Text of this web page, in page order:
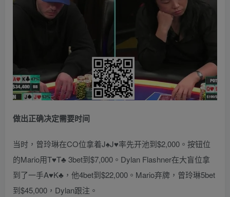
做出正确决定需要时间
当时，曾玲琳在CO位拿着J♠J♥率先开池到$2,000。按钮位
的Mario用T♥T♣ 3bet到$7,000。Dylan Flashner在大盲位拿
到了一手A♥K♣，他4bet到$22,000。Mario弃牌，曾玲琳5bet
到$45,000，Dylan跟注。